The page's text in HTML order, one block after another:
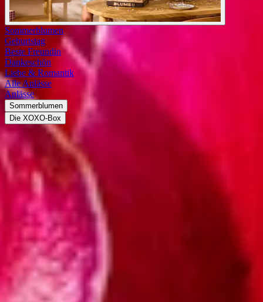
Sommerblumen
Geburtstag
Beste Freundin
Dankeschön
Liebe & Romantik
Alle Anlässe
Anlässe
Sommerblumen
Die XOXO-Box
Lilien
Lilien kaufen für verschiedene Anlässe
Die Lilie ist eine wahrhaft faszinierende Blume: Sie tritt ebenso
elegant wie vielfältig auf – zeigt sich in verschiedensten
Farbschattierungen von reinem Weiß bis hin zu leuchtendem Rot,
mit einfachen, aber auch gesprenkelten oder gestreiften Blüten
unterschiedlicher Größen. Wenn du Lilien kaufen möchtest, dann
hast du die Wahl zwischen etwa 125 Arten. Jedoch haben sich eine
ganze Reihe besonders beliebter Sorten herauskristallisiert, die im
Garten oder in der Vase ihre ganze Schönheit entfalten. Wir zeigen
dir, was du beachten solltest, wenn du Lilien kaufen willst.